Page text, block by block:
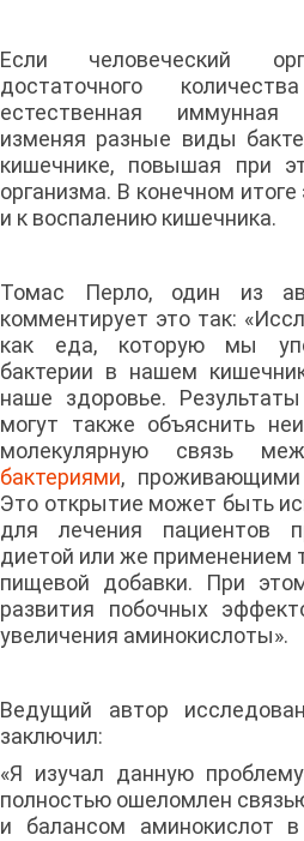
Если человеческий
достаточного
естественная
изменяя разные виды
кишечнике, повышая при
организма. В конечном
и к воспалению кишечника.
Томас Перло, один из
комментирует это так:
как еда, которую мы
бактерии в нашем
наше здоровье.
могут также объяснить
молекулярную связь
бактериями,
Это открытие может быть
для лечения пациентов
диетой или же применением
пищевой добавки. При
развития побочных
увеличения аминокислоты».
Ведущий автор
заключил:
«Я изучал данную
полностью ошеломлен
и балансом аминокислот в